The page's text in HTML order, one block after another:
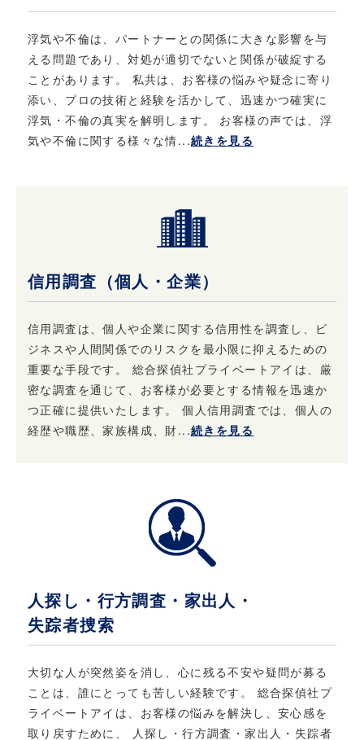
内容を適宜見直し、継続的な改善に努めます。
6. お問い合わせ
当社における個人情報保護に関してご質問など
がある場合は、こちら
浮気や不倫は、パートナーとの関係に大きな影響を与
える問題であり、対処が適切でないと関係が破綻する
ことがあります。 私共は、お客様の悩みや疑念に寄り
添い、プロの技術と経験を活かして、迅速かつ確実に
浮気・不倫の真実を解明します。 お客様の声では、浮
気や不倫に関する様々な情...続きを見る
信用調査（個人・企業）
信用調査は、個人や企業に関する信用性を調査し、ビ
ジネスや人間関係でのリスクを最小限に抑えるための
重要な手段です。 総合探偵社プライベートアイは、厳
密な調査を通じて、お客様が必要とする情報を迅速か
つ正確に提供いたします。 個人信用調査では、個人の
経歴や職歴、家族構成、財...続きを見る
人探し・行方調査・家出人・
失踪者捜索
大切な人が突然姿を消し、心に残る不安や疑問が募る
ことは、誰にとっても苦しい経験です。 総合探偵社プ
ライベートアイは、お客様の悩みを解決し、安心感を
取り戻すために、 人探し・行方調査・家出人・失踪者